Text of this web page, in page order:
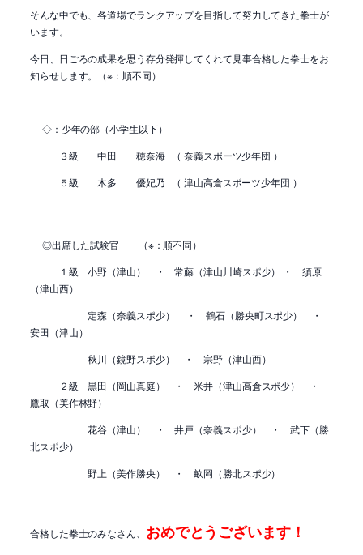
そんな中でも、各道場でランクアップを目指して努力してきた拳士が
います。
今日、日ごろの成果を思う存分発揮してくれて見事合格した拳士をお
知らせします。（※：順不同）
◇：少年の部（小学生以下）
３級 中田 穂奈海 （ 奈義スポーツ少年団 ）
５級 木多 優妃乃 （ 津山高倉スポーツ少年団 ）
◎出席した試験官 （※：順不同）
１級 小野（津山） ・ 常藤（津山川崎スポ少） ・ 須原
（津山西）
定森（奈義スポ少）
・鶴石（勝央町スポ少） ・
安田（津山）
秋川（鏡野スポ少） ・ 宗野（津山西）
２級 黒田（岡山真庭） ・ 米井（津山高倉スポ少） ・
鷹取（美作林野）
花谷（津山） ・ 井戸（奈義スポ少） ・ 武下（勝
北スポ少）
野上（美作勝央） ・ 畝岡（勝北スポ少）
合格した拳士のみなさん、 おめでとうございます！